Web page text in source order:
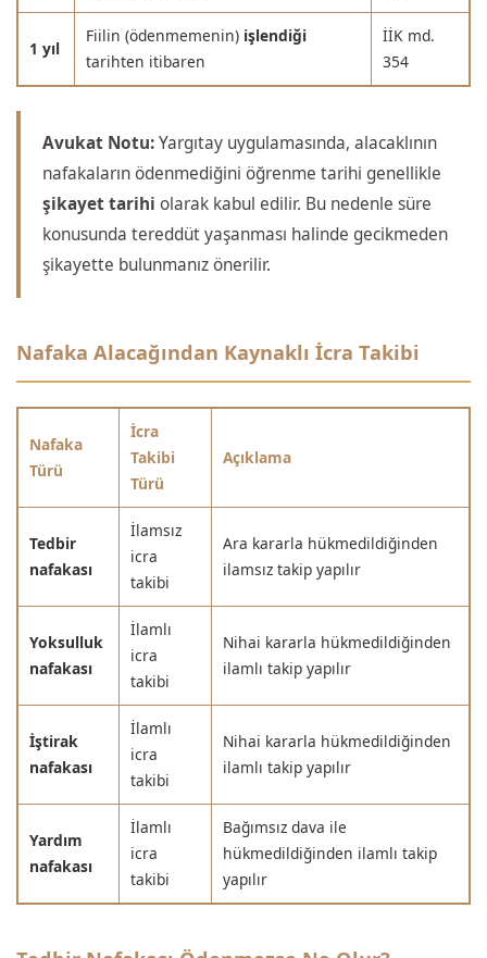
1 yıl
Fiilin (ödenmemenin) işlendiği
tarihten itibaren
İİK md.
354
Avukat Notu:Yargıtay uygulamasında, alacaklının
nafakaların ödenmediğini öğrenme tarihi genellikle
şikayet tarihi olarak kabul edilir. Bu nedenle süre
konusunda tereddüt yaşanması halinde gecikmeden
şikayette bulunmanız önerilir.
Nafaka Alacağından Kaynaklı İcra Takibi
Nafaka
Türü
İcra
Takibi
Türü
Açıklama
Tedbir
nafakası
İlamsız
icra
takibi
Ara kararla hükmedildiğinden
ilamsız takip yapılır
Yoksulluk
nafakası
İlamlı
icra
takibi
Nihai kararla hükmedildiğinden
ilamlı takip yapılır
İştirak
nafakası
İlamlı
icra
takibi
Nihai kararla hükmedildiğinden
ilamlı takip yapılır
Yardım
nafakası
İlamlı
icra
takibi
Bağımsız dava ile
hükmedildiğinden ilamlı takip
yapılır